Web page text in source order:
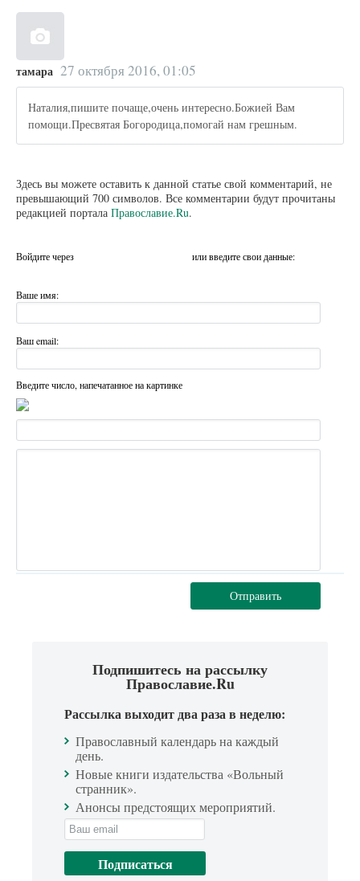
тамара 27 октября 2016, 01:05
Наталия,пишите почаще,очень интересно.Божией Вам
помощи.Пресвятая Богородица,помогай нам грешным.
Здесь вы можете оставить к данной статье свой комментарий, не
превышающий 700 символов. Все комментарии будут прочитаны
редакцией портала Православие.Ru.
Войдите через или введите свои данные:
Ваше имя:
Ваш email:
Введите число, напечатанное на картинке
Отправить
Подпишитесь на рассылку
Православие.Ru
Рассылка выходит два раза в неделю:
Православный календарь на каждый
день.
Новые книги издательства «Вольный
странник».
Анонсы предстоящих мероприятий.